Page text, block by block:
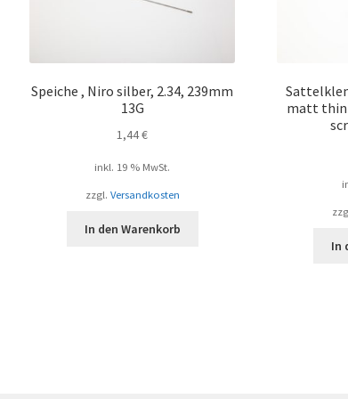
Speiche , Niro silber, 2.34, 239mm
13G
1,44€
inkl. 19 % MwSt.
zzgl. Versandkosten
In den Warenkorb
matt thin
In